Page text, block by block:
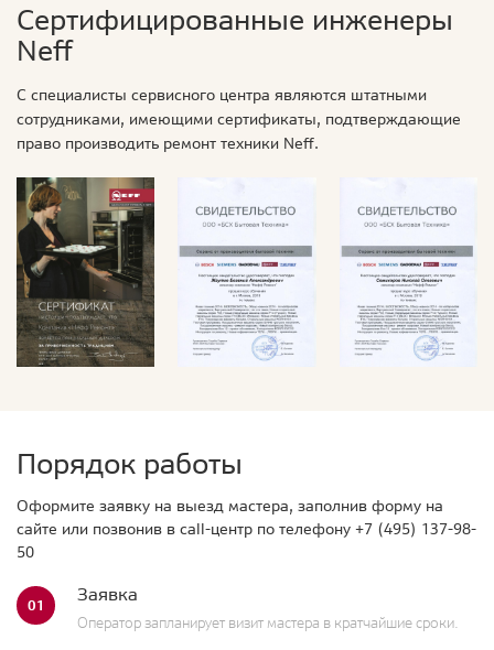
Сертифицированные инженеры
Neff
С специалисты сервисного центра являются штатными
сотрудниками, имеющими сертификаты, подтверждающие
право производить ремонт техники Neff.
Порядок работы
Оформите заявку на выезд мастера, заполнив форму на
сайте или позвонив в call-центр по телефону +7 (495) 137-98-
50
01 Заявка
Оператор запланирует визит мастера в кратчайшие сроки.